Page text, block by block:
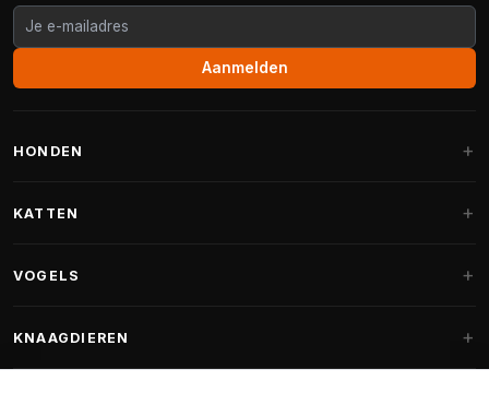
Aanmelden
HONDEN
Fantail hondenmanden
KATTEN
Krabpalen voor Maine Coon
VOGELS
Vogelvoer binnenvogels
KNAAGDIEREN